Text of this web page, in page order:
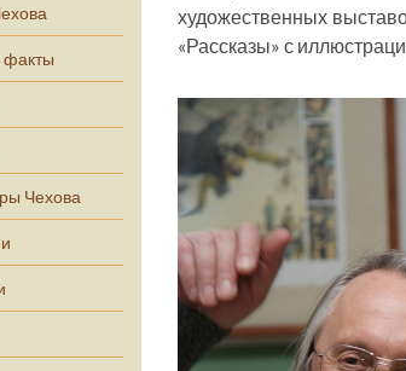
факты
Чехова
художественных
«Рассказы» с